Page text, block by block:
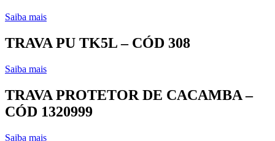
Saiba mais
TRAVA PU TK5L – CÓD 308
Saiba mais
TRAVA PROTETOR DE CACAMBA –
CÓD 1320999
Saiba mais